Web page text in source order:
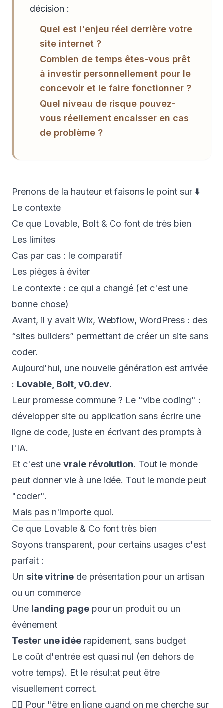
décision :
Quel est l'enjeu réel derrière votre
site internet ?
Combien de temps êtes-vous prêt
à investir personnellement pour le
concevoir et le faire fonctionner ?
Quel niveau de risque pouvez-
vous réellement encaisser en cas
de problème ?
Prenons de la hauteur et faisons le point sur ⬇️
Le contexte
Ce que Lovable, Bolt & Co font de très bien
Les limites
Cas par cas : le comparatif
Les pièges à éviter
Le contexte : ce qui a changé (et c'est une
bonne chose)
Avant, il y avait Wix, Webflow, WordPress : des
“sites builders” permettant de créer un site sans
coder.
Aujourd'hui, une nouvelle génération est arrivée
: Lovable, Bolt, v0.dev.
Leur promesse commune ? Le "vibe coding" :
développer site ou application sans écrire une
ligne de code, juste en écrivant des prompts à
l'IA.
Et c'est une vraie révolution. Tout le monde
peut donner vie à une idée. Tout le monde peut
"coder".
Mais pas n'importe quoi.
Ce que Lovable & Co font très bien
Soyons transparent, pour certains usages c'est
parfait :
Un site vitrine de présentation pour un artisan
ou un commerce
Une landing page pour un produit ou un
événement
Tester une idée rapidement, sans budget
Le coût d'entrée est quasi nul (en dehors de
votre temps). Et le résultat peut être
visuellement correct.
👉🏼 Pour "être en ligne quand on me cherche sur